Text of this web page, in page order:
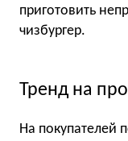
приготовить
чизбургер.
Тренд на
На покупателей